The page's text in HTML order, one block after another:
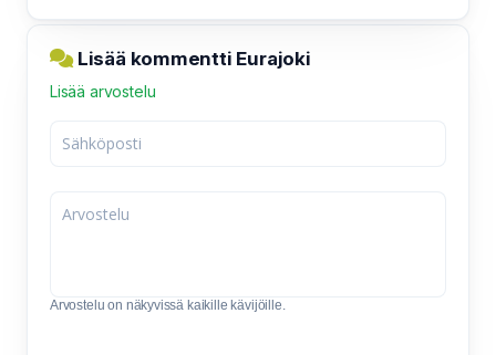
Lisää kommentti Eurajoki
Lisää arvostelu
Arvostelu on näkyvissä kaikille kävijöille.